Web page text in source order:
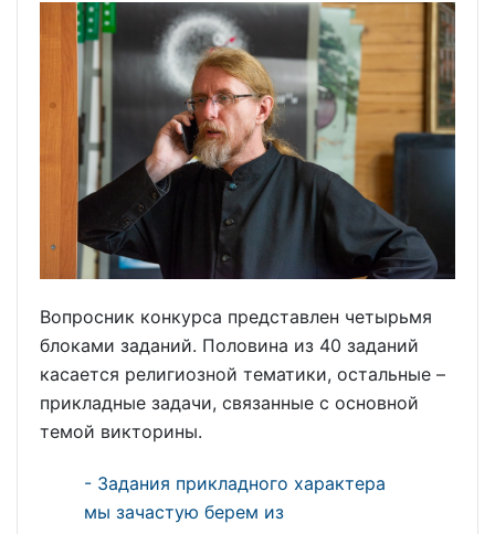
Вопросник конкурса представлен четырьмя
блоками заданий. Половина из 40 заданий
касается религиозной тематики, остальные –
прикладные задачи, связанные с основной
темой викторины.
- Задания прикладного характера
мы зачастую берем из